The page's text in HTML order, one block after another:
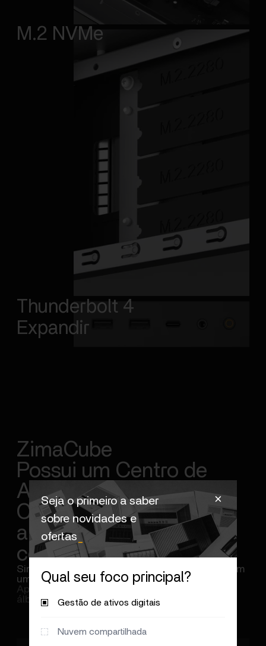
M.2 NVMe
Thunderbolt 4
Expandir
ZimaCube
Possui um Centro de
Aplicativos
Com dezenas de
aplicativos da
comunidade aberta_
Simplifique a experiência digital doméstica com
um clique
Aprimorando tecnologia doméstica, mídia e
álbuns em seu refúgio de dados pessoais.
Seja o primeiro a saber
sobre novidades e
ofertas _
Qual seu foco principal?
Gestão de ativos digitais
Nuvem compartilhada
＋